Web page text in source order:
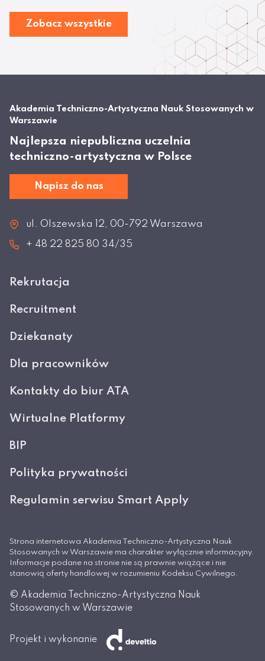
Zobacz wszystkie
Akademia Techniczno-Artystyczna Nauk Stosowanych w
Warszawie
Najlepsza niepubliczna uczelnia
techniczno-artystyczna w Polsce
Napisz do nas
ul. Olszewska 12, 00-792 Warszawa
+ 48 22 825 80 34/35
Rekrutacja
Recruitment
Dziekanaty
Dla pracowników
Kontakty do biur ATA
Wirtualne Platformy
BIP
Polityka prywatności
Regulamin serwisu Smart Apply
Strona internetowa Akademia Techniczno-Artystyczna Nauk
Stosowanych w Warszawie ma charakter wyłącznie informacyjny.
Informacje podane na stronie nie są prawnie wiążące i nie
stanowią oferty handlowej w rozumieniu Kodeksu Cywilnego.
© Akademia Techniczno-Artystyczna Nauk
Stosowanych w Warszawie
Projekt i wykonanie